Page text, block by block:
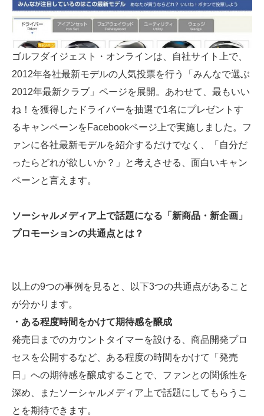
ゴルフダイジェスト・オンラインは、自社サイト上で、
2012年各社最新モデルの人気投票を行う「みんなで選ぶ
2012年最新クラブ」ページを展開。あわせて、最もいい
ね！を獲得したドライバーを抽選で1名にプレゼントす
るキャンペーンをFacebookページ上で実施しました。フ
ァンに各社最新モデルを紹介するだけでなく、「自分だ
ったらどれが欲しいか？」と考えさせる、面白いキャン
ペーンと言えます。
ソーシャルメディア上で話題になる「新商品・新企画」
プロモーションの共通点とは？
以上の9つの事例を見ると、以下3つの共通点があること
が分かります。
・ある程度時間をかけて期待感を醸成
発売日までのカウントタイマーを設ける、商品開発プロ
セスを公開するなど、ある程度の時間をかけて「発売
日」への期待感を醸成することで、ファンとの関係性を
深め、またソーシャルメディア上で話題にしてもらうこ
とを期待できます。